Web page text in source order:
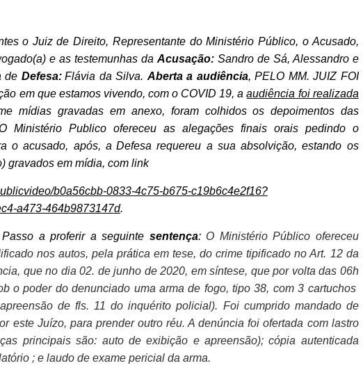
o Juiz de Direito, Representante do Ministério Público, o Acusado,
e as testemunhas da Acusação: Sandro de Sá, Alessandro e
de Defesa: Flávia da Silva. Aberta a audiência, PELO MM. JUIZ FOI
em que estamos vivendo, com o COVID 19, aaudiência foi realizada
mídias gravadas em anexo, foram colhidos os depoimentos das
O Ministério Publico ofereceu as alegações finais orais pedindo o
o acusado, após, a Defesa requereu a sua absolvição, estando os
gravados em mídia, com link
b0a56cbb-0833-4c75-b675-c19b6c4e2f16?
a473-464b9873147d.
Passo a proferir a seguinte sentença: O Ministério Público ofereceu
nos autos, pela prática em tese, do crime tipificado no Art. 12 da
que no dia 02. de junho de 2020, em síntese, que por volta das 06h
o poder do denunciado uma arma de fogo, tipo 38, com 3 cartuchos
de fls. 11 do inquérito policial). Foi cumprido mandado de
este Juízo, para prender outro réu. A denúncia foi ofertada com lastro
principais são: auto de exibição e apreensão); cópia autenticada
; e laudo de exame pericial da arma.